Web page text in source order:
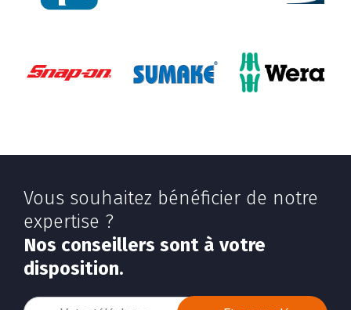
Vous souhaitez bénéficier de notre
expertise ?
Nos conseillers sont à votre
disposition.